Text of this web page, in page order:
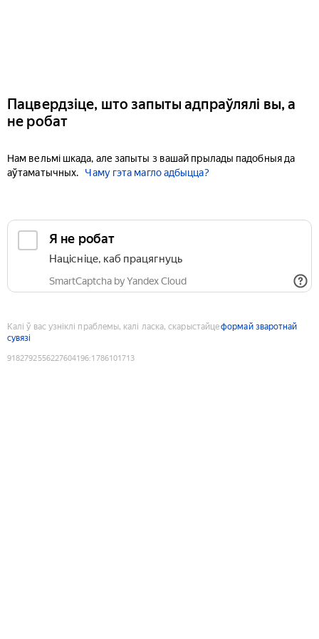
Пацвердзіце, што запыты адпраўлялі вы, а
не робат
Нам вельмі шкада, але запыты з вашай прылады падобныя да
аўтаматычных.
Чаму гэта магло адбыцца?
Я не робат
Націсніце, каб працягнуць
SmartCaptcha by Yandex Cloud
Калі ў вас узніклі праблемы, калі ласка, скарыстайцеформай зваротнай
сувязі
9182792556227604196:1786101713